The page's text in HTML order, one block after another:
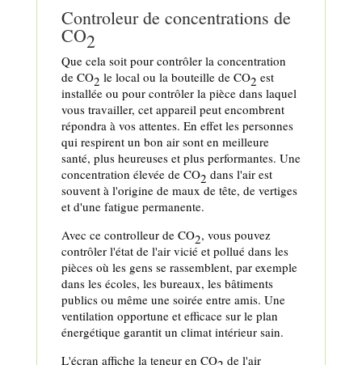
Controleur de concentrations de
CO2
Que cela soit pour contrôler la concentration
de CO2 le local ou la bouteille de CO2 est
installée ou pour contrôler la pièce dans laquel
vous travailler, cet appareil peut encombrent
répondra à vos attentes. En effet les personnes
qui respirent un bon air sont en meilleure
santé, plus heureuses et plus performantes. Une
concentration élevée de CO2 dans l'air est
souvent à l'origine de maux de tête, de vertiges
et d'une fatigue permanente.
Avec ce controlleur de CO2, vous pouvez
contrôler l'état de l'air vicié et pollué dans les
pièces où les gens se rassemblent, par exemple
dans les écoles, les bureaux, les bâtiments
publics ou même une soirée entre amis. Une
ventilation opportune et efficace sur le plan
énergétique garantit un climat intérieur sain.
L'écran affiche la teneur en CO
de l'air